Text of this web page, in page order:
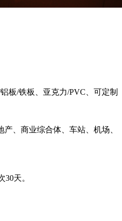
板/铁板、亚克力/PVC、可定制
、商业综合体、车站、机场、
30天。